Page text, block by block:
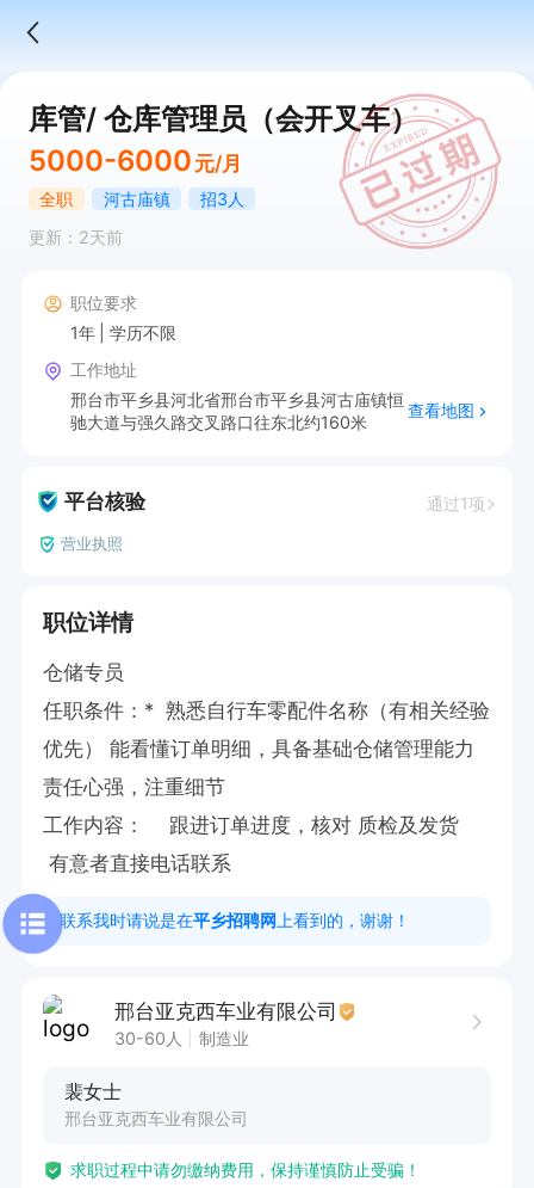
库管/ 仓库管理员（会开叉车）
5000-6000 元/月
全职 河古庙镇
招3人
更新：2天前
职位要求
1年
学历不限
工作地址
邢台市平乡县河北省邢台市平乡县河古庙镇恒
驰大道与强久路交叉路口往东北约160米
查看地图
平台核验 通过1项
营业执照
职位详情
仓储专员
任职条件：*  熟悉自行车零配件名称（有相关经验
优先） 能看懂订单明细，具备基础仓储管理能力
责任心强，注重细节
工作内容：    跟进订单进度，核对 质检及发货
有意者直接电话联系
联系我时请说是在平乡招聘网 上看到的，谢谢！
邢台亚克西车业有限公司
30-60人 制造业
裴女士
邢台亚克西车业有限公司
求职过程中请勿缴纳费用，保持谨慎防止受骗！